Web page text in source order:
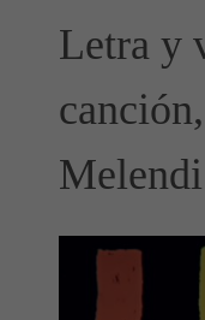
Letra y
Melendi